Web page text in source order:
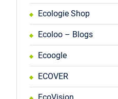
Ecologie Shop
Ecoloo – Blogs
Ecoogle
ECOVER